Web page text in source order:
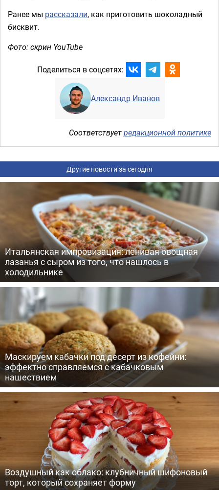
Ранее мы рассказали, как приготовить шоколадный
бисквит.
Фото: скрин YouTube
Поделиться в соцсетях:
Александр Иванов
Соответствуетредакционной политике
Другие новости за сегодня
Итальянская импровизация: ленивая овощная
лазанья с сыром из того, что нашлось в
холодильнике
Маскируем кабачки под десерт из кофейни:
эффектно справляемся с кабачковым
нашествием
Воздушный как облако: клубничный шифоновый
торт, который сохраняет форму